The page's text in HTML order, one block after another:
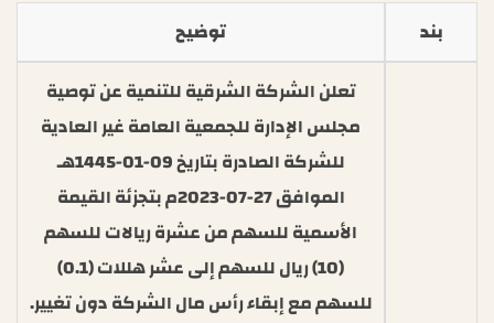
بند توضيح
تعلن الشركة الشرقية للتنمية عن توصية
مجلس الإدارة للجمعية العامة غير العادية
للشركة الصادرة بتاريخ 09-01-1445هـ
الموافق 27-07-2023م بتجزئة القيمة
الأسمية للسهم من عشرة ريالات للسهم
(10) ريال للسهم إلى عشر هللات (0.1)
للسهم مع إبقاء رأس مال الشركة دون تغيير.